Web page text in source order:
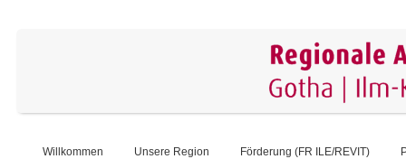
Willkommen Unsere Region Förderung (FR ILE/REVIT)